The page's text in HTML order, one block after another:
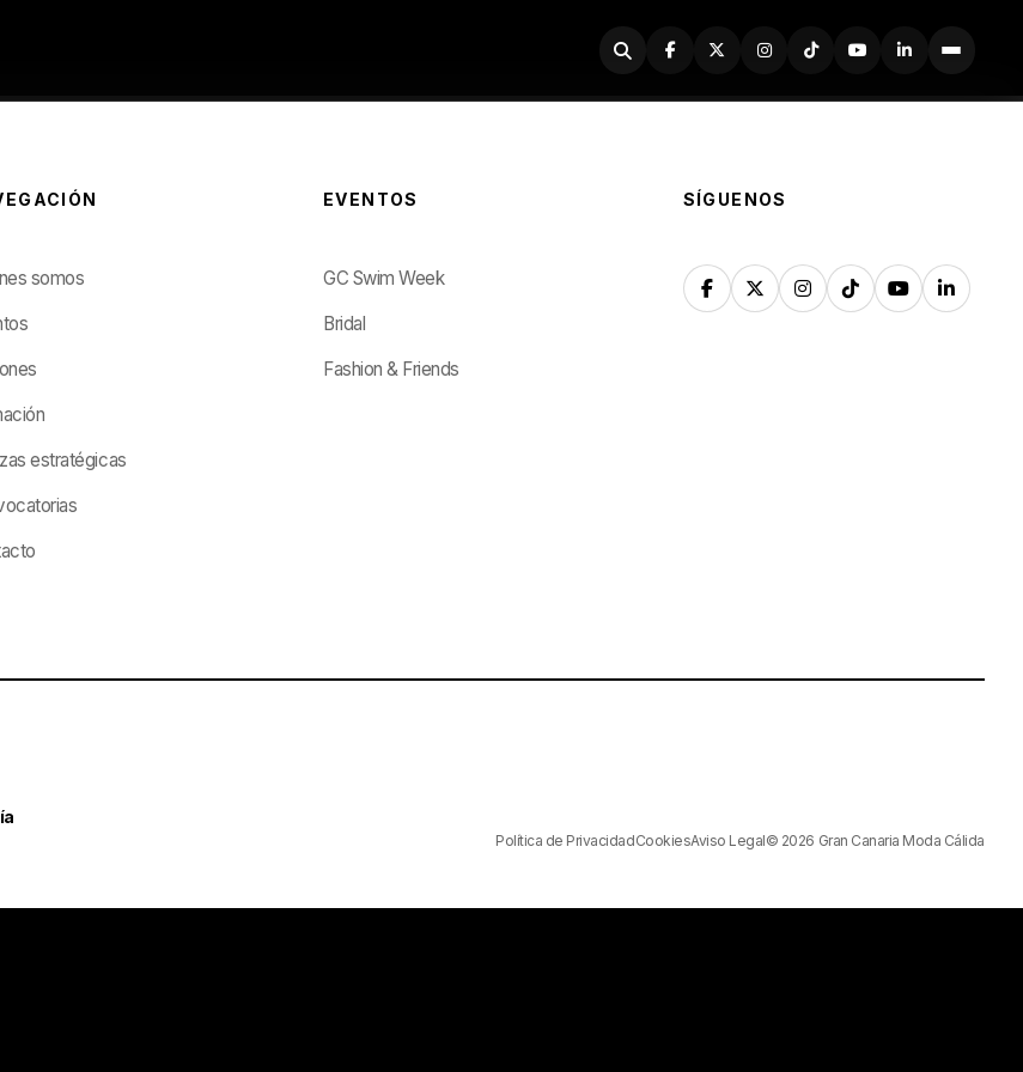
Buscador
somos
estratégicas
EVENTOS
GC Swim Week
Bridal
Fashion & Friends
SÍGUENOS
Política de PrivacidadCookiesAviso Legal© 2026 Gran Canaria Moda Cálida